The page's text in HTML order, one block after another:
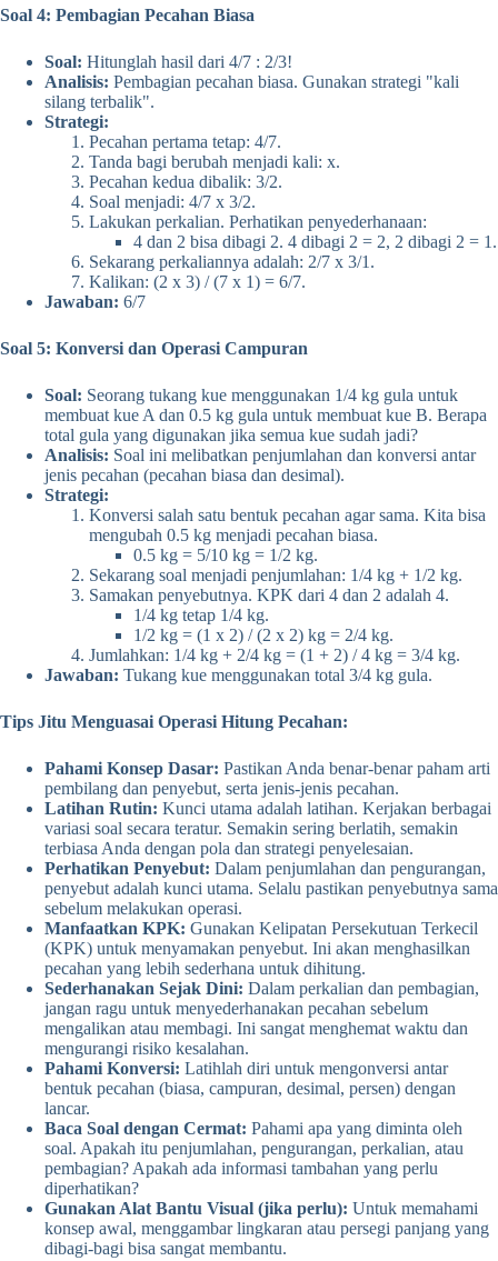
Soal 4: Pembagian Pecahan Biasa
Soal: Hitunglah hasil dari 4/7 : 2/3!
Analisis: Pembagian pecahan biasa. Gunakan strategi "kali
silang terbalik".
Strategi:
Pecahan pertama tetap: 4/7.
Tanda bagi berubah menjadi kali: x.
Pecahan kedua dibalik: 3/2.
Soal menjadi: 4/7 x 3/2.
Lakukan perkalian. Perhatikan penyederhanaan:
4 dan 2 bisa dibagi 2. 4 dibagi 2 = 2, 2 dibagi 2 = 1.
Sekarang perkaliannya adalah: 2/7 x 3/1.
Kalikan: (2 x 3) / (7 x 1) = 6/7.
Jawaban: 6/7
Soal 5: Konversi dan Operasi Campuran
Soal: Seorang tukang kue menggunakan 1/4 kg gula untuk
membuat kue A dan 0.5 kg gula untuk membuat kue B. Berapa
total gula yang digunakan jika semua kue sudah jadi?
Analisis: Soal ini melibatkan penjumlahan dan konversi antar
jenis pecahan (pecahan biasa dan desimal).
Strategi:
Konversi salah satu bentuk pecahan agar sama. Kita bisa
mengubah 0.5 kg menjadi pecahan biasa.
0.5 kg = 5/10 kg = 1/2 kg.
Sekarang soal menjadi penjumlahan: 1/4 kg + 1/2 kg.
Samakan penyebutnya. KPK dari 4 dan 2 adalah 4.
1/4 kg tetap 1/4 kg.
1/2 kg = (1 x 2) / (2 x 2) kg = 2/4 kg.
Jumlahkan: 1/4 kg + 2/4 kg = (1 + 2) / 4 kg = 3/4 kg.
Jawaban: Tukang kue menggunakan total 3/4 kg gula.
Tips Jitu Menguasai Operasi Hitung Pecahan:
Pahami Konsep Dasar: Pastikan Anda benar-benar paham arti
pembilang dan penyebut, serta jenis-jenis pecahan.
Latihan Rutin: Kunci utama adalah latihan. Kerjakan berbagai
variasi soal secara teratur. Semakin sering berlatih, semakin
terbiasa Anda dengan pola dan strategi penyelesaian.
Perhatikan Penyebut: Dalam penjumlahan dan pengurangan,
penyebut adalah kunci utama. Selalu pastikan penyebutnya sama
sebelum melakukan operasi.
Manfaatkan KPK: Gunakan Kelipatan Persekutuan Terkecil
(KPK) untuk menyamakan penyebut. Ini akan menghasilkan
pecahan yang lebih sederhana untuk dihitung.
Sederhanakan Sejak Dini: Dalam perkalian dan pembagian,
jangan ragu untuk menyederhanakan pecahan sebelum
mengalikan atau membagi. Ini sangat menghemat waktu dan
mengurangi risiko kesalahan.
Pahami Konversi: Latihlah diri untuk mengonversi antar
bentuk pecahan (biasa, campuran, desimal, persen) dengan
lancar.
Baca Soal dengan Cermat: Pahami apa yang diminta oleh
soal. Apakah itu penjumlahan, pengurangan, perkalian, atau
pembagian? Apakah ada informasi tambahan yang perlu
diperhatikan?
Gunakan Alat Bantu Visual (jika perlu): Untuk memahami
konsep awal, menggambar lingkaran atau persegi panjang yang
dibagi-bagi bisa sangat membantu.